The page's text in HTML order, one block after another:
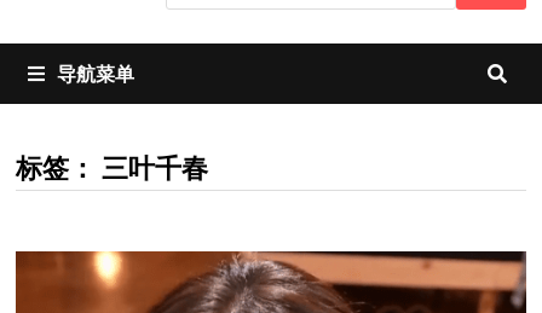
导航菜单
标签： 三叶千春